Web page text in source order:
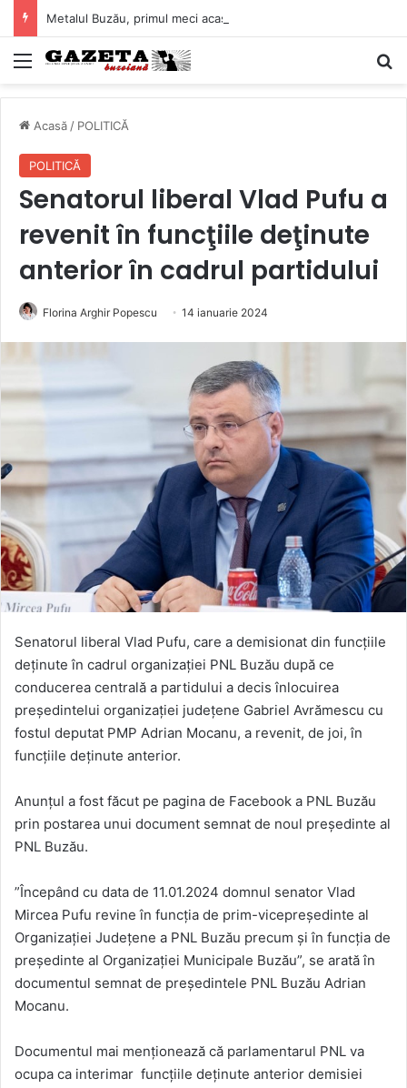
Mediu
Acasă / POLITICĂ
POLITICĂ
Senatorul liberal Vlad Pufu a
revenit în funcţiile deţinute
anterior în cadrul partidului
Florina Arghir Popescu 14 ianuarie 2024
Senatorul liberal Vlad Pufu, care a demisionat din funcţiile
deţinute în cadrul organizaţiei PNL Buzău după ce
conducerea centrală a partidului a decis înlocuirea
preşedintelui organizaţiei judeţene Gabriel Avrămescu cu
fostul deputat PMP Adrian Mocanu, a revenit, de joi, în
funcţiile deţinute anterior.
Anunţul a fost făcut pe pagina de Facebook a PNL Buzău
prin postarea unui document semnat de noul preşedinte al
PNL Buzău.
”Începând cu data de 11.01.2024 domnul senator Vlad
Mircea Pufu revine în funcţia de prim-vicepreşedinte al
Organizaţiei Judeţene a PNL Buzău precum şi în funcţia de
preşedinte al Organizaţiei Municipale Buzău”, se arată în
documentul semnat de preşedintele PNL Buzău Adrian
Mocanu.
Documentul mai menţionează că parlamentarul PNL va
ocupa ca interimar funcţiile deţinute anterior demisiei